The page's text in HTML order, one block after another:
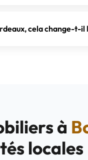
amiante reste
cela change-t-il
à
locales